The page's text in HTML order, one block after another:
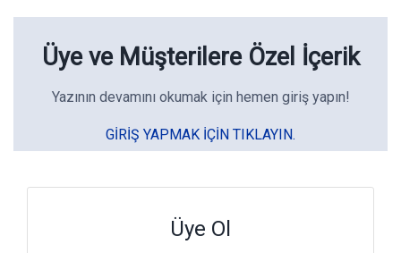
Üye ve Müşterilere Özel İçerik
Yazının devamını okumak için hemen giriş yapın!
GIRIŞ YAPMAK IÇIN TIKLAYIN.
Üye Ol